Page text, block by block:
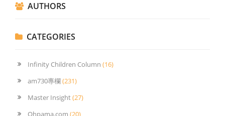
AUTHORS
CATEGORIES
Infinity Children Column (16)
am730專欄(231)
Master Insight(27)
Ohpama.com (20)